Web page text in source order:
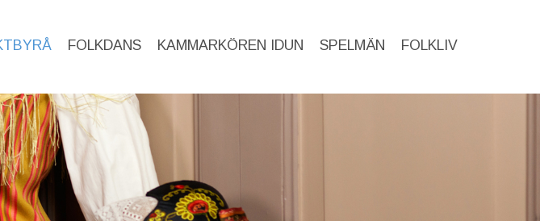
FOLKDANS KAMMARKÖREN IDUN SPELMÄN FOLKLIV